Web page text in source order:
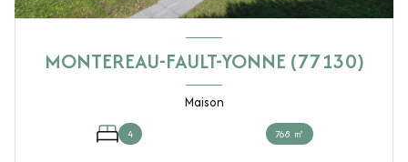
MONTEREAU-FAULT-YONNE (77130)
Maison
4 768 ㎡